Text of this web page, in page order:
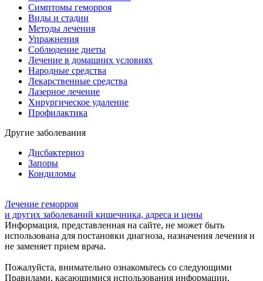
Симптомы геморроя
Виды и стадии
Методы лечения
Упражнения
Соблюдение диеты
Лечение в домашних условиях
Народные средства
Лекарственные средства
Лазерное лечение
Хирургическое удаление
Профилактика
Другие заболевания
Дисбактериоз
Запоры
Кондиломы
Лечение геморроя
и других заболеваний кишечника, адреса и цены
Информация, представленная на сайте, не может быть
использована для постановки диагноза, назначения лечения и
не заменяет прием врача.
Пожалуйста, внимательно ознакомьтесь со следующими
Правилами, касающимися использования информации,